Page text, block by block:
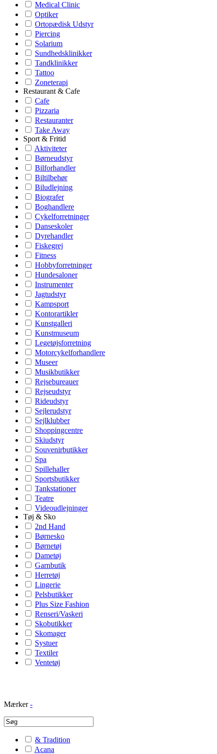
Medical Clinic
Optiker
Ortopædisk Udstyr
Piercing
Solarium
Sundhedsklinikker
Tandklinikker
Tattoo
Zoneterapi
Restaurant & Cafe
Cafe
Pizzaria
Restauranter
Take Away
Sport & Fritid
Aktiviteter
Børneudstyr
Bilforhandler
Biltilbehør
Biludlejning
Biografer
Boghandlere
Cykelforretninger
Danseskoler
Dyrehandler
Fiskegrej
Fitness
Hobbyforretninger
Hundesaloner
Instrumenter
Jagtudstyr
Kampsport
Kontorartikler
Kunstgalleri
Kunstmuseum
Legetøjsforretning
Motorcykelforhandlere
Museer
Musikbutikker
Rejsebureauer
Rejseudstyr
Rideudstyr
Sejlerudstyr
Sejlklubber
Shoppingcentre
Skiudstyr
Souvenirbutikker
Spa
Spillehaller
Sportsbutikker
Tankstationer
Teatre
Videoudlejninger
Tøj & Sko
2nd Hand
Børnesko
Børnetøj
Dametøj
Garnbutik
Herretøj
Lingerie
Pelsbutikker
Plus Size Fashion
Renseri/Vaskeri
Skobutikker
Skomager
Systuer
Textiler
Ventetøj
Mærker -
& Tradition
Acana